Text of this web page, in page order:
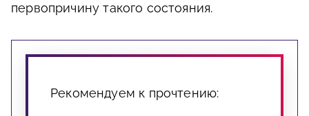
первопричину такого состояния.
Рекомендуем к прочтению: